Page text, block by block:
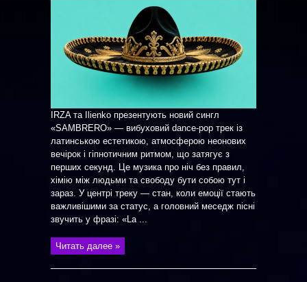
IRZA та Ilienko презентують новий сингл
«SAMBRERO» — вибуховий dance-pop трек із
латинською естетикою, атмосферою неонових
вечірок і гіпнотичним ритмом, що затягує з
перших секунд. Це музика про ніч без правил,
хімію між людьми та свободу бути собою тут і
зараз. У центрі треку — стан, коли емоції стають
важливішими за статус, а головний меседж пісні
звучить у фразі: «La ...
Читать далее »